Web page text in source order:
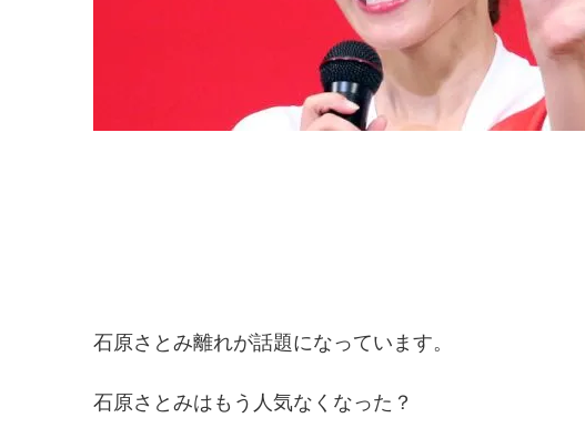
石原さとみ離れが話題になっています。
石原さとみはもう人気なくなった？